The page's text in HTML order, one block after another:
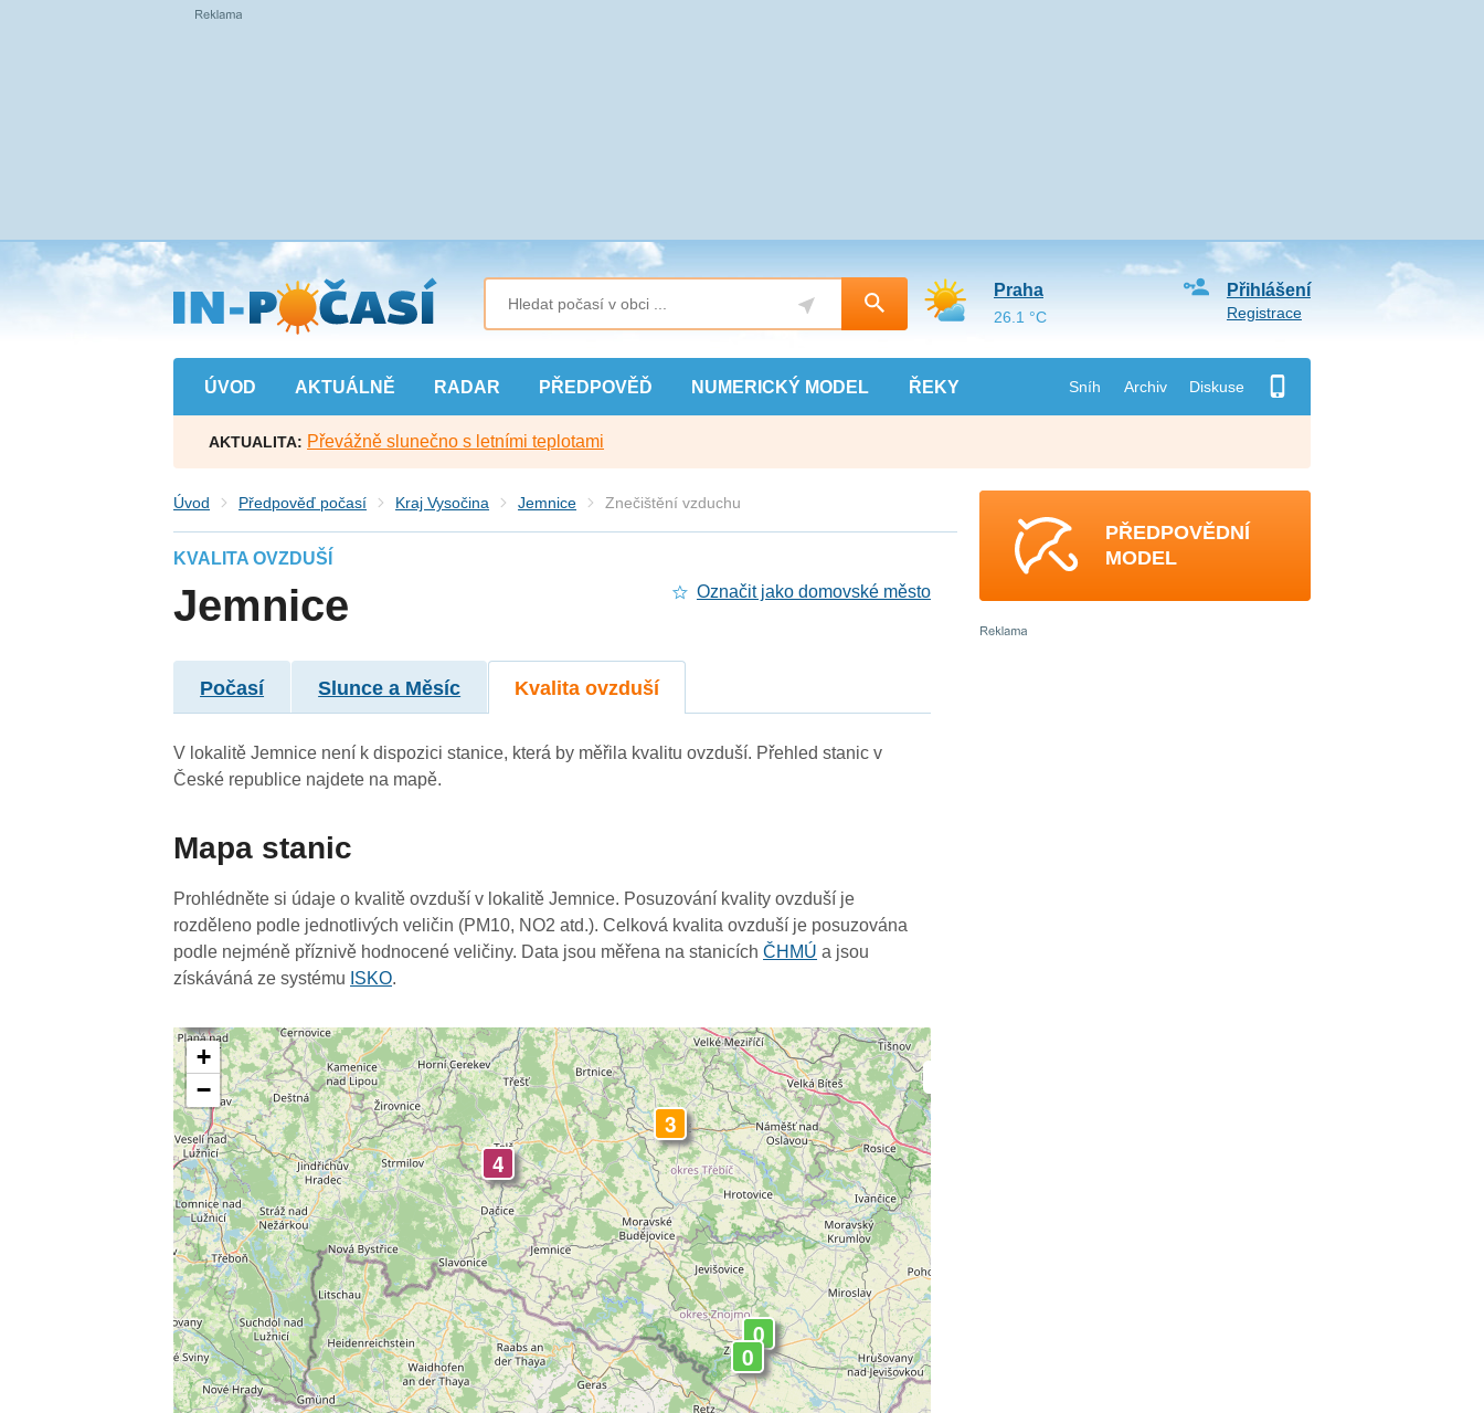
Přejít
na
hlavní
obsah
ÚVOD AKTUÁLNĚ RADAR PŘEDPOVĚĎ NUMERICKÝ MODEL ŘEKY Sníh Archiv Diskuse
Přihlášení
Registrace
Praha
26.1 °C
AKTUALITA: Převážně slunečno s letními teplotami
Úvod Předpověď počasí Kraj Vysočina Jemnice Znečištění vzduchu
KVALITA OVZDUŠÍ
Jemnice Označit jako domovské město
Počasí Slunce a Měsíc Kvalita ovzduší
V lokalitě Jemnice není k dispozici stanice, která by měřila kvalitu ovzduší. Přehled stanic v
České republice najdete na mapě.
Mapa stanic
Prohlédněte si údaje o kvalitě ovzduší v lokalitě Jemnice. Posuzování kvality ovzduší je
rozděleno podle jednotlivých veličin (PM10, NO2 atd.). Celková kvalita ovzduší je posuzována
podle nejméně příznivě hodnocené veličiny. Data jsou měřena na stanicíchČHMÚ a jsou
získáváná ze systému ISKO.
0
3
4
4
0
4
4
+
−
PŘEDPOVĚDNÍ
MODEL